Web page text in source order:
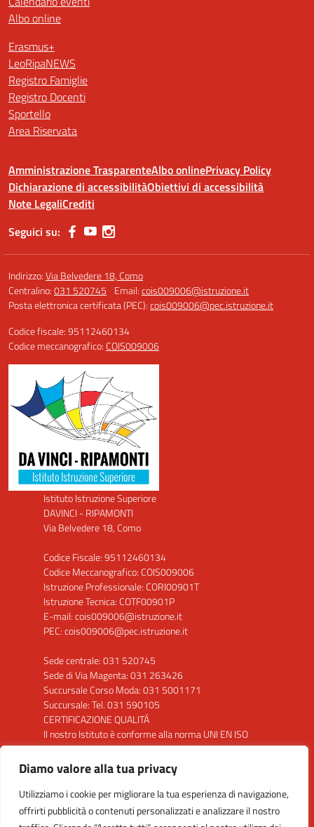
Diamo valore alla tua privacy
Utilizziamo i cookie per migliorare la tua esperienza di navigazione,
offrirti pubblicità o contenuti personalizzati e analizzare il nostro
Albo online
Erasmus+
LeoRipaNEWS
Registro Famiglie
Registro Docenti
Sportello
Area Riservata
Amministrazione TrasparenteAlbo onlinePrivacy Policy
Dichiarazione di accessibilitàObiettivi di accessibilità
Note LegaliCrediti
Seguici su:
Indirizzo:Via Belvedere 18, Como
Centralino:031 520745 Email:cois009006@istruzione.it
Posta elettronica certificata (PEC):cois009006@pec.istruzione.it
Codice fiscale: 95112460134
Codice meccanografico: COIS009006
Istituto Istruzione Superiore
DAVINCI - RIPAMONTI
Via Belvedere 18, Como
Codice Fiscale: 95112460134
Codice Meccanografico: COIS009006
Istruzione Professionale: CORI00901T
Istruzione Tecnica: COTF00901P
E-mail: cois009006@istruzione.it
PEC: cois009006@pec.istruzione.it
Sede centrale: 031 520745
Sede di Via Magenta: 031 263426
Succursale Corso Moda: 031 5001171
Succursale: Tel. 031 590105
CERTIFICAZIONE QUALITÁ
Il nostro Istituto è conforme alla norma UNI EN ISO
9001: 2015 per la seguente attività: "Progettazione
ed erogazione del servizio di istruzione secondaria di
secondo grado"
Clicca sul Logo per visualizzare il certificato